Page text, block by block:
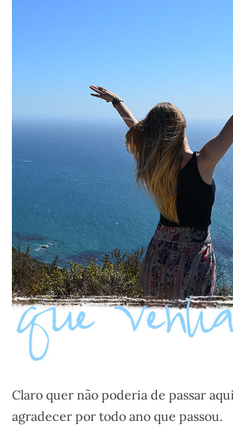
Claro quer não poderia de passar
agradecer por todo ano que passou.